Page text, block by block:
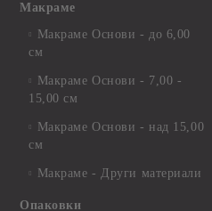
Макраме
Макраме Основи - до 6,00
см
Макраме Основи - 7,00 -
15,00 см
Макраме Основи - над 15,00
см
Макраме - Други материали
Опаковки